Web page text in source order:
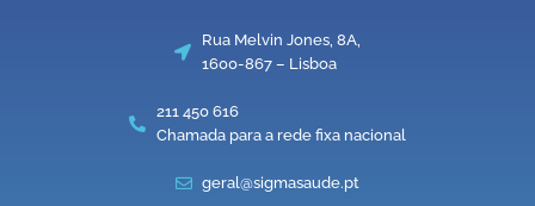
Rua Melvin Jones, 8A,
1600-867 – Lisboa
211 450 616
Chamada para a rede fixa nacional
geral@sigmasaude.pt